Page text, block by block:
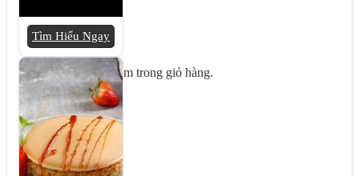
Giỏ hàng
Chưa có sản phẩm trong giỏ hàng.
Tìm Hiểu Ngay